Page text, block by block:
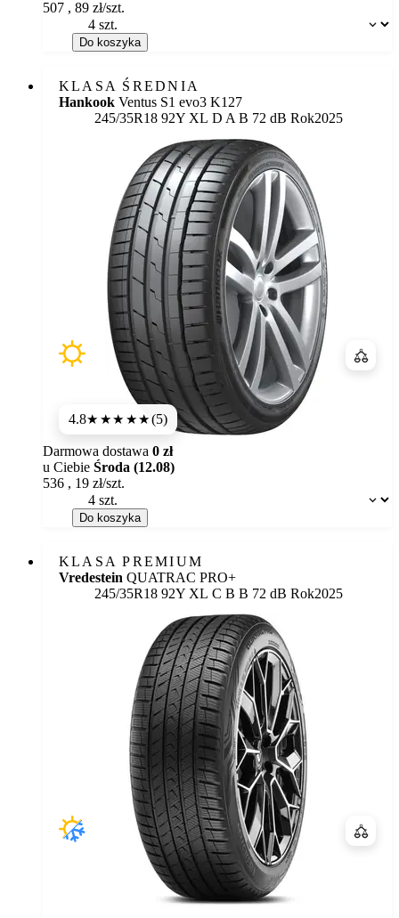
Dostępność:
507 , 89 zł/szt.
Do koszyka
KLASA ŚREDNIA
Hankook Ventus S1 evo3 K127
245/35R18 92Y XL Etykieta:
D A B 72 dB Rok2025
4.8★★★★★(5)
Dostępność:
Darmowa dostawa 0 zł
u Ciebie Środa (12.08)
536 , 19 zł/szt.
Do koszyka
KLASA PREMIUM
Vredestein QUATRAC PRO+
245/35R18 92Y XL Etykieta:
C B B 72 dB Rok2025